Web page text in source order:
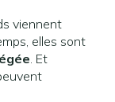
viennent
elles sont
. Et